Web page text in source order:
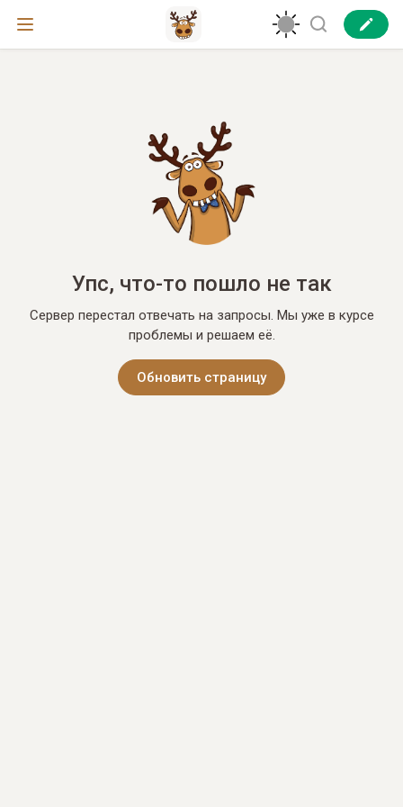
Упс, что-то пошло не так
Сервер перестал отвечать на запросы. Мы уже в курсе
проблемы и решаем её.
Обновить страницу